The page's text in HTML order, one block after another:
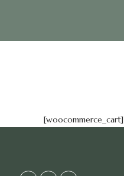
[woocommerce_cart]